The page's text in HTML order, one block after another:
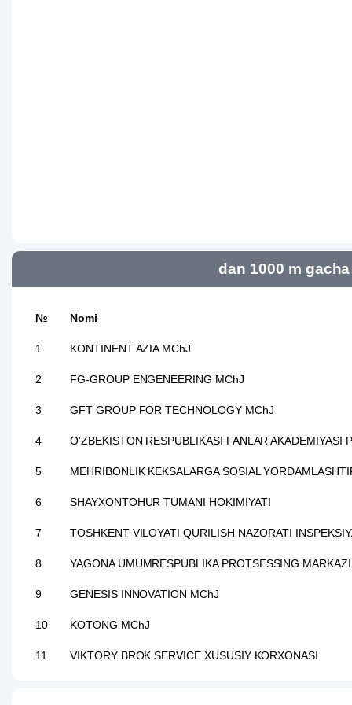
dan 1000 m
№ Nomi
1 KONTINENT AZIA MChJ
2 FG-GROUP ENGENEERING MChJ
3 GFT GROUP FOR TECHNOLOGY MChJ
4 O'ZBEKISTON RESPUBLIKASI FANLAR
5 MEHRIBONLIK KEKSALARGA SOSIAL
6 SHAYXONTOHUR TUMANI HOKIMIYATI
7 TOSHKENT VILOYATI QURILISH NAZORATI
8 YAGONA UMUMRESPUBLIKA PROTSESSING
9 GENESIS INNOVATION MChJ
10 KOTONG MChJ
11 VIKTORY BROK SERVICE XUSUSIY KORXONASI